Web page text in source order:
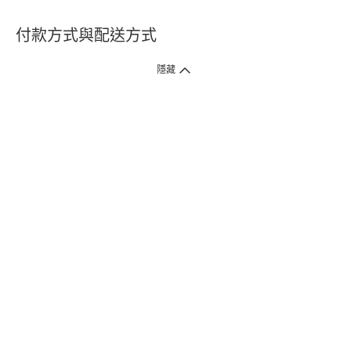
付款方式與配送方式
隱藏